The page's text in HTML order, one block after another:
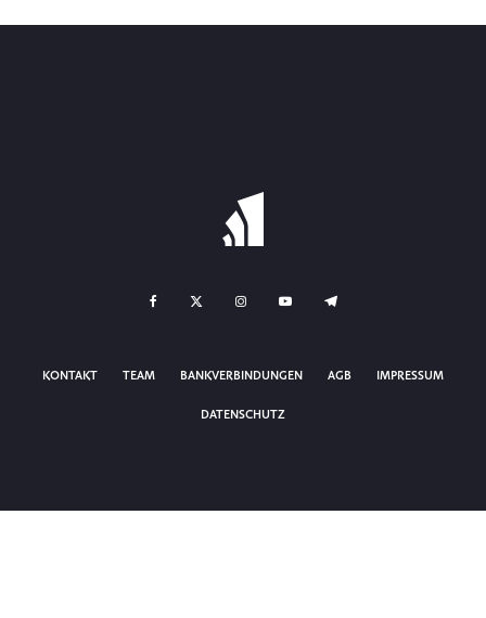
KONTAKT TEAM BANKVERBINDUNGEN AGB IMPRESSUM
DATENSCHUTZ